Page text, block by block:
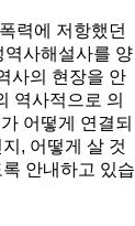
력에 저항했던
사해설사를 양
사의 현장을 안
역사적으로 의
어떻게 연결되
, 어떻게 살 것
안내하고 있습